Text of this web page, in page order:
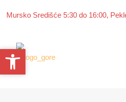
Open toolbar
Mursko Središće 5:30 do 16:00,
Open toolbar